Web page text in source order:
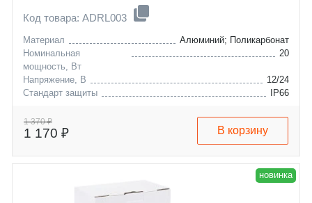
Код товара: ADRL003
Материал
Алюминий; Поликарбонат
Номинальная
мощность, Вт
20
Напряжение, В
12/24
Стандарт защиты
IP66
1 370 ₽
1 170 ₽ В корзину
новинка